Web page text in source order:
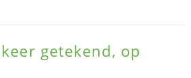
getekend, op